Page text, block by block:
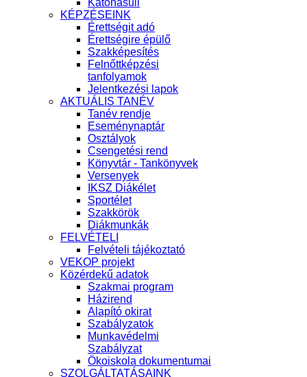
KÉPZÉSEINK
Érettségit adó
Érettségire épülő
Szakképesítés
Felnőttképzési
tanfolyamok
Jelentkezési lapok
AKTUÁLIS TANÉV
Tanév rendje
Eseménynaptár
Osztályok
Csengetési rend
Könyvtár - Tankönyvek
Versenyek
IKSZ Diákélet
Sportélet
Szakkörök
Diákmunkák
FELVÉTELI
Felvételi tájékoztató
VEKOP projekt
Közérdekű adatok
Szakmai program
Házirend
Alapító okirat
Szabályzatok
Munkavédelmi
Szabályzat
Ökoiskola dokumentumai
SZOLGÁLTATÁSAINK